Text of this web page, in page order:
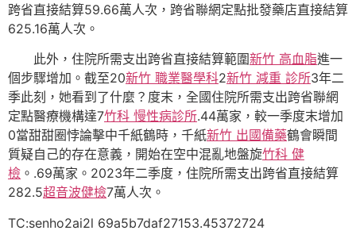
跨省直接結算59.66萬人次，跨省聯網定點批發藥店直接結算
625.16萬人次。
此外，住院所需支出跨省直接結算範圍新竹 高血脂進一
個步驟增加。截至20新竹 職業醫學科2新竹 減重 診所3年二
季此刻，她看到了什麼？度末，全國住院所需支出跨省聯網
定點醫療機構達7竹科 慢性病診所.44萬家，較一季度末增加
0當甜甜圈悖論擊中千紙鶴時，千紙新竹 出國備藥鶴會瞬間
質疑自己的存在意義，開始在空中混亂地盤旋竹科 健
檢 。.69萬家。2023年二季度，住院所需支出跨省直接結算
282.5超音波健檢7萬人次。
TC:senho2ai2l 69a5b7daf27153.45372724